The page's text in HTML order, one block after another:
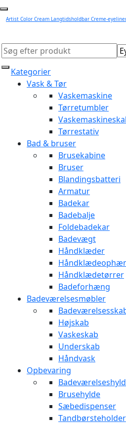
Artist Color Cream Langtidsholdbar Creme-
Kategorier
Vask & Tør
Vaskemaskine
Tørretumbler
Tørrestativ
Bad & bruser
Brusekabine
Bruser
Blandingsbatteri
Armatur
Badekar
Badebalje
Foldebadekar
Badevægt
Håndklæder
Håndklædetørrer
Badeforhæng
Badeværelsesmøbler
Højskab
Vaskeskab
Underskab
Håndvask
Opbevaring
Brusehylde
Sæbedispenser
Tandbørsteholder